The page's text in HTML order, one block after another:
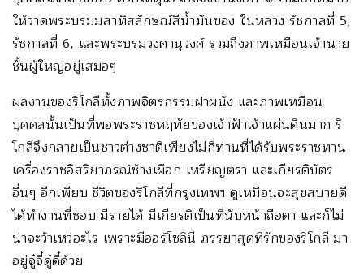
ให้วาดพระบรมมสาทิสลักษณ์สีน้ำมันของ ในหลวง รัชกาลที่ 5,
รัชกาลที่ 6, และพระบรมวงศานุวงศ์ รวมถึงภาพเหมือนเจ้านาย
ชั้นผู้ใหญ่อยู่เสมอๆ
ผลงานของริโกลีทั้งภาพจิตรกรรมฝาผนัง และภาพเหมือน
บุคคลนั้นเป็นที่พอพระราชหฤทัยของเจ้าฟ้าเจ้าแผ่นดินมาก ริ
โกลีจึงกลายเป็นชาวต่างชาติเพียงไม่กี่ท่านที่ได้รับพระราชทาน
เครื่องราชอิสริยาภรณ์ช้างเผือก เหรียญตรา และเกียรติบัตร
อื่นๆ อีกเพียบ ชีวิตของริโกลีที่กรุงเทพฯ ดูเหมือนจะสุขสบายดี
ได้ทำงานที่ชอบ มีรายได้ มีเกียรติเป็นที่นับหน้าถือตา และก็ไม่
น่าจะว้าเหว่อะไร เพราะมีออร์โซลินี ภรรยาสุดที่รักของริโกลี มา
อยู่จู๋จี๋ดู๋ดี๋ด้วย